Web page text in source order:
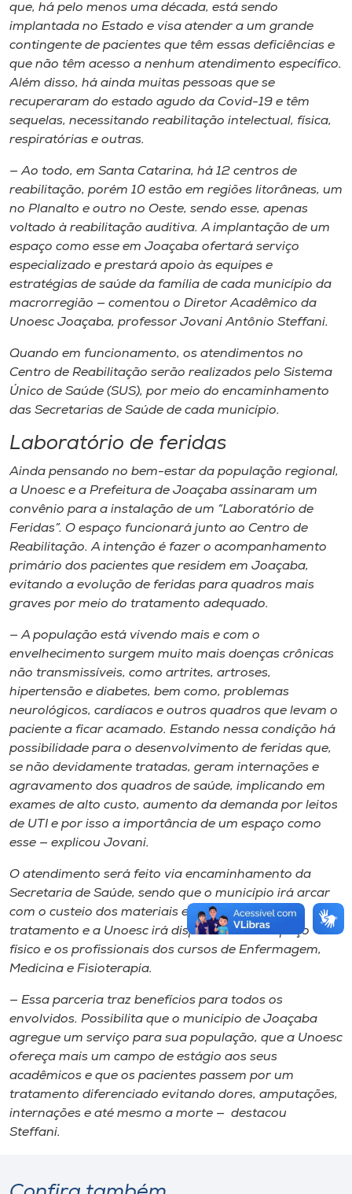
A+
A-
que, há pelo menos uma década, está sendo
implantada no Estado e visa atender a um grande
contingente de pacientes que têm essas deficiências e
que não têm acesso a nenhum atendimento específico.
Além disso, há ainda muitas pessoas que se
recuperaram do estado agudo da Covid-19 e têm
sequelas, necessitando reabilitação intelectual, física,
respiratórias e outras.
— Ao todo, em Santa Catarina, há 12 centros de
reabilitação, porém 10 estão em regiões litorâneas, um
no Planalto e outro no Oeste, sendo esse, apenas
voltado à reabilitação auditiva. A implantação de um
espaço como esse em Joaçaba ofertará serviço
especializado e prestará apoio às equipes e
estratégias de saúde da família de cada município da
macrorregião — comentou o Diretor Acadêmico da
Unoesc Joaçaba, professor Jovani Antônio Steffani.
Quando em funcionamento, os atendimentos no
Centro de Reabilitação serão realizados pelo Sistema
Único de Saúde (SUS), por meio do encaminhamento
das Secretarias de Saúde de cada município.
Laboratório de feridas
Ainda pensando no bem-estar da população regional,
a Unoesc e a Prefeitura de Joaçaba assinaram um
convênio para a instalação de um “Laboratório de
Feridas”. O espaço funcionará junto ao Centro de
Reabilitação. A intenção é fazer o acompanhamento
primário dos pacientes que residem em Joaçaba,
evitando a evolução de feridas para quadros mais
graves por meio do tratamento adequado.
— A população está vivendo mais e com o
envelhecimento surgem muito mais doenças crônicas
não transmissíveis, como artrites, artroses,
hipertensão e diabetes, bem como, problemas
neurológicos, cardíacos e outros quadros que levam o
paciente a ficar acamado. Estando nessa condição há
possibilidade para o desenvolvimento de feridas que,
se não devidamente tratadas, geram internações e
agravamento dos quadros de saúde, implicando em
exames de alto custo, aumento da demanda por leitos
de UTI e por isso a importância de um espaço como
esse — explicou Jovani.
O atendimento será feito via encaminhamento da
Secretaria de Saúde, sendo que o município irá arcar
com o custeio dos materiais e insumos para o
tratamento e a Unoesc irá disponibilizar o espaço
físico e os profissionais dos cursos de Enfermagem,
Medicina e Fisioterapia.
— Essa parceria traz benefícios para todos os
envolvidos. Possibilita que o município de Joaçaba
agregue um serviço para sua população, que a Unoesc
ofereça mais um campo de estágio aos seus
acadêmicos e que os pacientes passem por um
tratamento diferenciado evitando dores, amputações,
internações e até mesmo a morte — destacou
Steffani.